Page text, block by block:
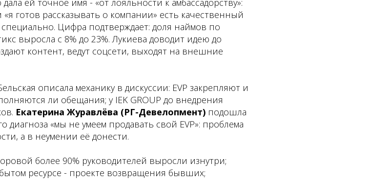
ей точное имя - «от лояльности к амбассадорству»:
готов рассказывать о компании» есть качественный
Цифра подтверждает: доля наймов по
выросла с 8% до 23%. Лукиева доводит идею до
контент, ведут соцсети, выходят на внешние
описала механику в дискуссии: EVP закрепляют и
ли обещания; у IEK GROUP до внедрения
Екатерина Журавлёва (РГ-Девелопмент) подошла
диагноза «мы не умеем продавать свой EVP»: проблема
а в неумении её донести.
более 90% руководителей выросли изнутри;
ресурсе - проекте возвращения бывших;